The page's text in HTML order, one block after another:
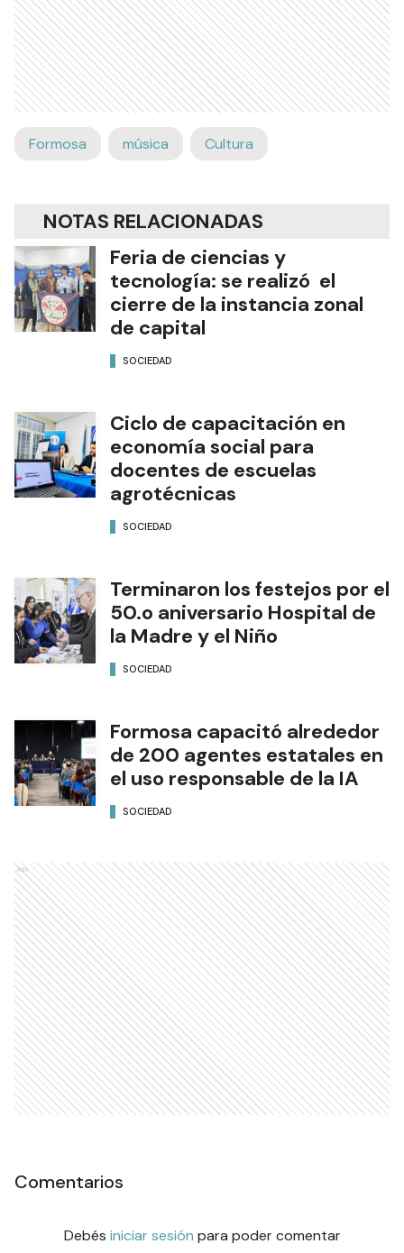
Formosa música Cultura
NOTAS RELACIONADAS
Feria de ciencias y
tecnología: se realizó el
cierre de la instancia zonal
de capital
SOCIEDAD
Ciclo de capacitación en
economía social para
docentes de escuelas
agrotécnicas
SOCIEDAD
Terminaron los festejos por el
50.o aniversario Hospital de
la Madre y el Niño
SOCIEDAD
Formosa capacitó alrededor
de 200 agentes estatales en
el uso responsable de la IA
SOCIEDAD
Ads
Comentarios
Debés iniciar sesión para poder comentar